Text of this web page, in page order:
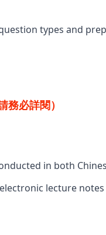
types and
務必詳閱）
in both
lecture